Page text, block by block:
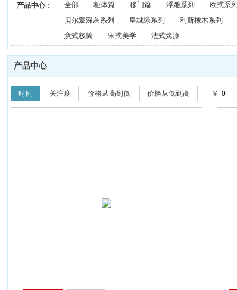
产品中心： 全部 柜体篇 移门篇 浮雕系列 欧式系列
贝尔蒙深灰系列
皇城绿系列 利斯橡木系列
意式极简
宋式美学 法式烤漆
产品中心
时间 关注度 价格从高到低 价格从低到高 ￥